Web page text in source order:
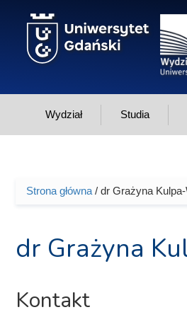
Wydział Studia
Jesteś tutaj
Strona główna / dr Grażyna
dr Grażyna
Kontakt